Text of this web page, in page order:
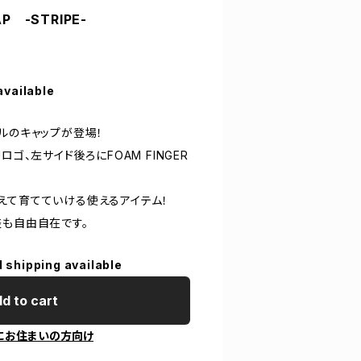
-STRIPE-
キャップが登場！
ゴ、左サイド後ろにFOAM FINGER
育てていける使えるアイテム！
自由自在です。
shipping available
to cart
お住まいの方向け